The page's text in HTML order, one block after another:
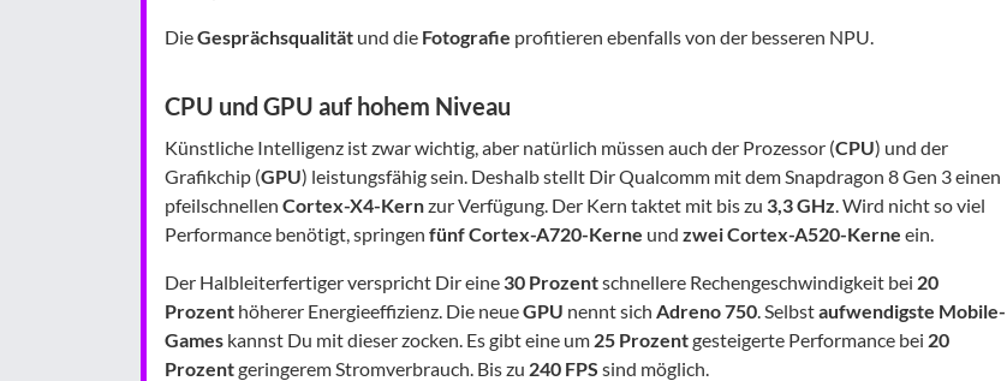
DieGesprächsqualität und die Fotografie profitieren ebenfalls von der besseren NPU.
CPU und GPU auf hohem Niveau
Künstliche Intelligenz ist zwar wichtig, aber natürlich müssen auch der Prozessor (CPU) und der
Grafikchip (GPU) leistungsfähig sein. Deshalb stellt Dir Qualcomm mit dem Snapdragon 8 Gen 3 einen
pfeilschnellen Cortex-X4-Kernzur Verfügung. Der Kern taktet mit bis zu 3,3 GHz. Wird nicht so viel
Performance benötigt, springen fünf Cortex-A720-Kerne und zwei Cortex-A520-Kerne ein.
Der Halbleiterfertiger verspricht Dir eine 30 Prozentschnellere Rechengeschwindigkeit bei 20
Prozent höherer Energieeffizienz. Die neueGPU nennt sich Adreno 750. Selbstaufwendigste Mobile-
Games kannst Du mit dieser zocken. Es gibt eine um 25 Prozentgesteigerte Performance bei 20
Prozentgeringerem Stromverbrauch. Bis zu 240 FPS sind möglich.